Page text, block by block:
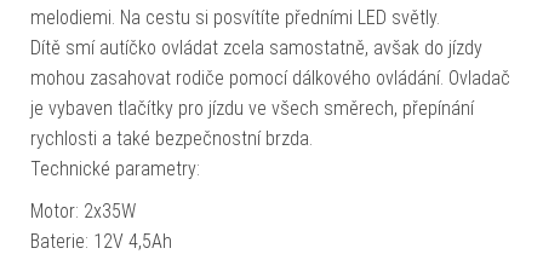
melodiemi. Na cestu si posvítíte předními LED světly.
Dítě smí autíčko ovládat zcela samostatně, avšak do jízdy
mohou zasahovat rodiče pomocí dálkového ovládání. Ovladač
je vybaven tlačítky pro jízdu ve všech směrech, přepínání
rychlosti a také bezpečnostní brzda.
Technické parametry:
Motor: 2x35W
Baterie: 12V 4,5Ah